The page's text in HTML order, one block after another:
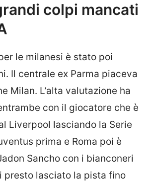
colpi mancati
le milanesi è stato poi
Il centrale ex Parma piaceva
Milan. L’alta valutazione ha
con il giocatore che è
Liverpool lasciando la Serie
prima e Roma poi è
Sancho con i bianconeri
presto lasciato la pista fino